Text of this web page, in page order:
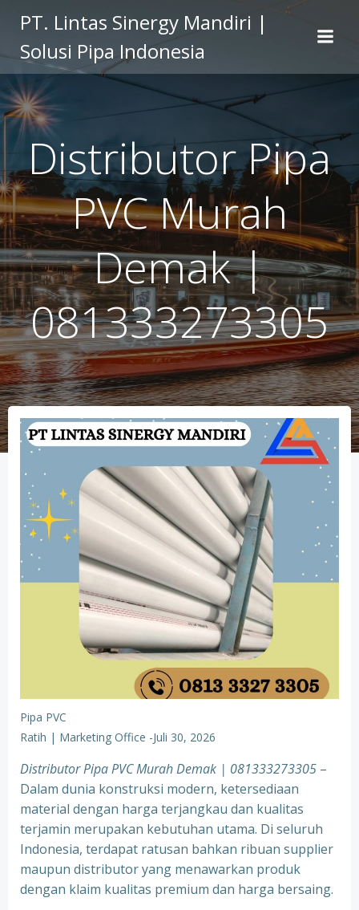
to
content
PT. Lintas Sinergy Mandiri |
Solusi Pipa Indonesia
Distributor Pipa
PVC Murah
Demak |
081333273305
Pipa PVC
Ratih | Marketing Office -Juli 30, 2026
Distributor Pipa PVC Murah Demak | 081333273305 –
Dalam dunia konstruksi modern, ketersediaan
material dengan harga terjangkau dan kualitas
terjamin merupakan kebutuhan utama. Di seluruh
Indonesia, terdapat ratusan bahkan ribuan supplier
maupun distributor yang menawarkan produk
dengan klaim kualitas premium dan harga bersaing.